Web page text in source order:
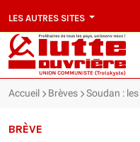
LES AUTRES SITES
Accueil Brèves Soudan :
BRÈVE